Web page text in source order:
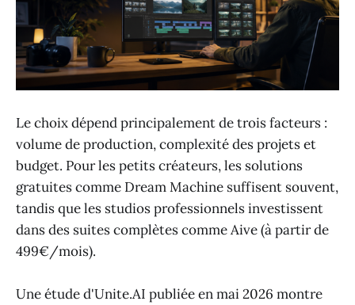
Le choix dépend principalement de trois facteurs :
volume de production, complexité des projets et
budget. Pour les petits créateurs, les solutions
gratuites comme Dream Machine suffisent souvent,
tandis que les studios professionnels investissent
dans des suites complètes comme Aive (à partir de
499€/mois).
Une étude d'Unite.AI publiée en mai 2026 montre